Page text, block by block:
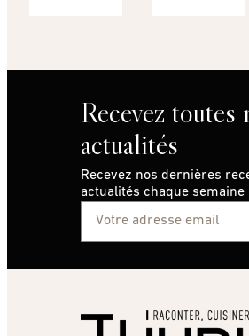
Recevez toutes
actualités
Recevez nos dernières
actualités chaque semaine